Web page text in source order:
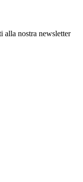
alla nostra newsletter